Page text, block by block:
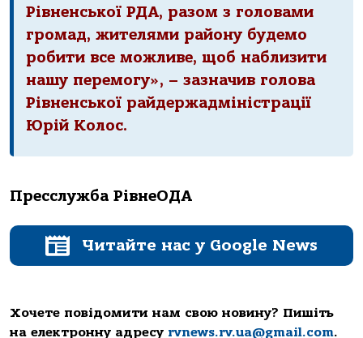
Рівненської РДА, разом з головами
громад, жителями району будемо
робити все можливе, щоб наблизити
нашу перемогу», – зазначив голова
Рівненської райдержадміністрації
Юрій Колос.
Пресслужба РівнеОДА
Читайте нас у Google News
Хочете повідомити нам свою новину? Пишіть
на електронну адресу rvnews.rv.ua@gmail.com.